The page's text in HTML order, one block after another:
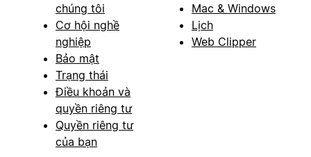
chúng tôi
Cơ hội nghề
nghiệp
Bảo mật
Trạng thái
Điều khoản và
quyền riêng tư
Quyền riêng tư
của bạn
Mac & Windows
Lịch
Web Clipper